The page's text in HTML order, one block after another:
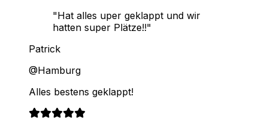
"Hat alles uper geklappt und wir
hatten super Plätze!!"
Patrick
@Hamburg
Alles bestens geklappt!